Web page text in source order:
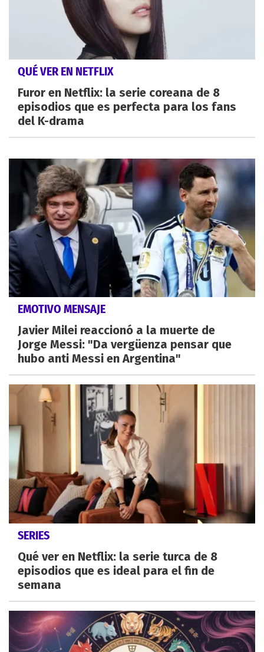
QUÉ VER EN NETFLIX
Furor en Netflix: la serie coreana de 8
episodios que es perfecta para los fans
del K-drama
EMOTIVO MENSAJE
Javier Milei reaccionó a la muerte de
Jorge Messi: "Da vergüenza pensar que
hubo anti Messi en Argentina"
SERIES
Qué ver en Netflix: la serie turca de 8
episodios que es ideal para el fin de
semana